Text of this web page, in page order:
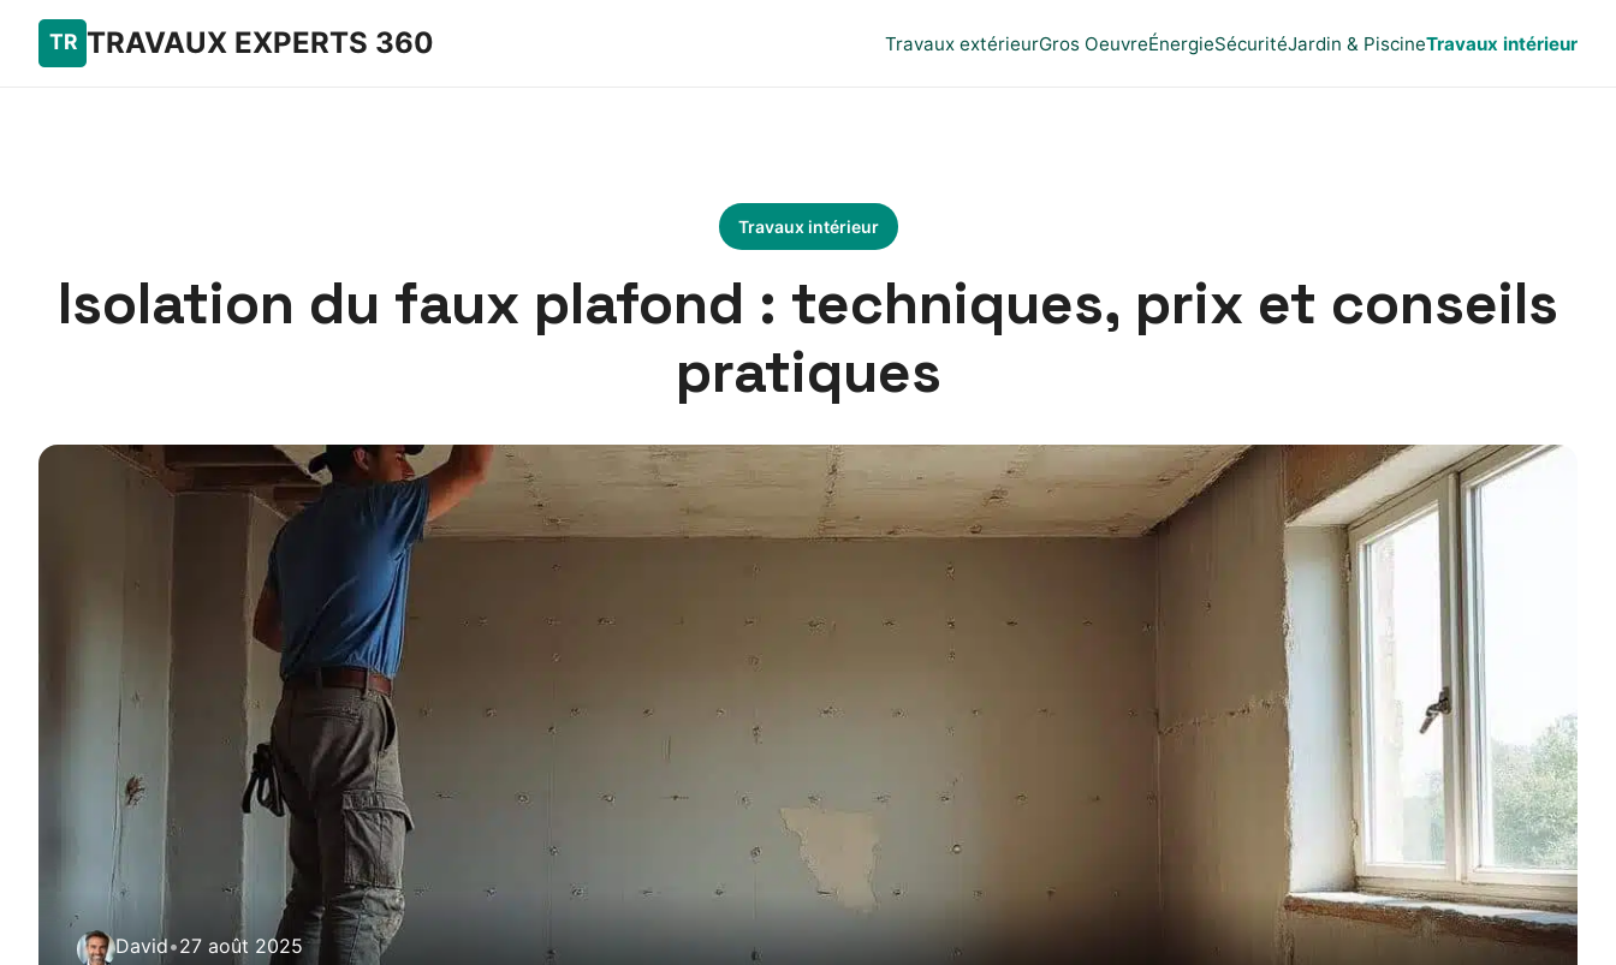
TRAVAUX EXPERTS 360 Travaux extérieurGros OeuvreÉnergieSécuritéJardin & PiscineTravaux intérieur
Travaux intérieur
Isolation du faux plafond : techniques, prix et conseils
pratiques
David•27 août 2025